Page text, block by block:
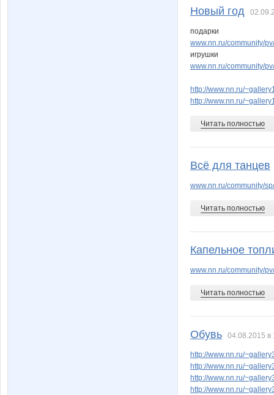
Алсу 21
Деловая барышня
Конный эко-клуб Ассамблея
Нектаринка
Роза Ивановна
Новый год
подарки
www.nn.ru/community/
игрушки
www.nn.ru/community/
http://www.nn.ru/
http://www.nn.ru/
Читать полностью
Всё для танцев
www.nn.ru/community/
Читать полностью
Капельное
www.nn.ru/community/
Читать полностью
Обувь 04.08.2015 в
http://www.nn.ru/
http://www.nn.ru/
http://www.nn.ru/
http://www.nn.ru/